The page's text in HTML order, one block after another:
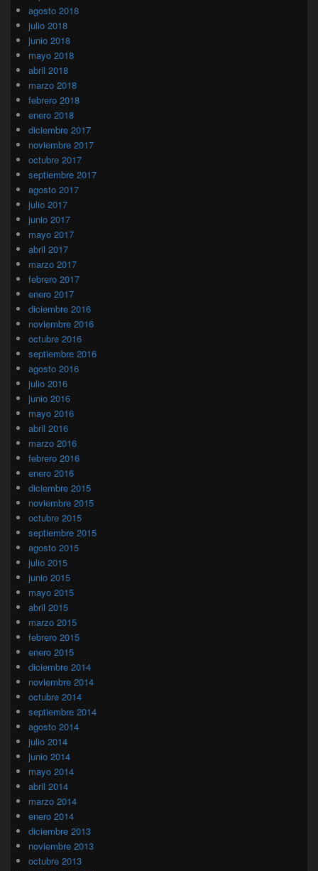
agosto 2018
julio 2018
junio 2018
mayo 2018
abril 2018
marzo 2018
febrero 2018
enero 2018
diciembre 2017
noviembre 2017
octubre 2017
septiembre 2017
agosto 2017
julio 2017
junio 2017
mayo 2017
abril 2017
marzo 2017
febrero 2017
enero 2017
diciembre 2016
noviembre 2016
octubre 2016
septiembre 2016
agosto 2016
julio 2016
junio 2016
mayo 2016
abril 2016
marzo 2016
febrero 2016
enero 2016
diciembre 2015
noviembre 2015
octubre 2015
septiembre 2015
agosto 2015
julio 2015
junio 2015
mayo 2015
abril 2015
marzo 2015
febrero 2015
enero 2015
diciembre 2014
noviembre 2014
octubre 2014
septiembre 2014
agosto 2014
julio 2014
junio 2014
mayo 2014
abril 2014
marzo 2014
enero 2014
diciembre 2013
noviembre 2013
octubre 2013